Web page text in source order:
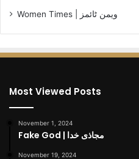
Women Times | ویمن ٹائمز
Most Viewed Posts
November 1, 2024
Fake God | مجاذی خدا
November 19, 2024